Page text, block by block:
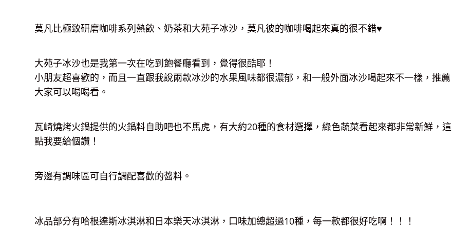
莫凡比極致研磨咖啡系列熱飲、奶茶和大苑子冰沙，莫凡彼的咖啡喝起來真的很不錯♥
大苑子冰沙也是我第一次在吃到飽餐廳看到，覺得很酷耶！
小朋友超喜歡的，而且一直跟我說兩款冰沙的水果風味都很濃郁，和一般外面冰沙喝起來不一樣，推薦
大家可以喝喝看。
瓦崎燒烤火鍋提供的火鍋料自助吧也不馬虎，有大約20種的食材選擇，綠色蔬菜看起來都非常新鮮，這
點我要給個讚！
旁邊有調味區可自行調配喜歡的醬料。
冰品部分有哈根達斯冰淇淋和日本樂天冰淇淋，口味加總超過10種，每一款都很好吃啊！！！